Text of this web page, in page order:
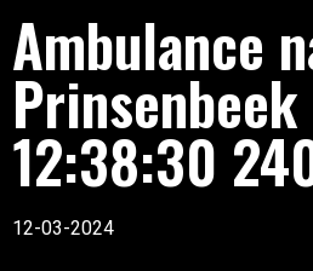
Ambulance
12:38:30
12-03-2024